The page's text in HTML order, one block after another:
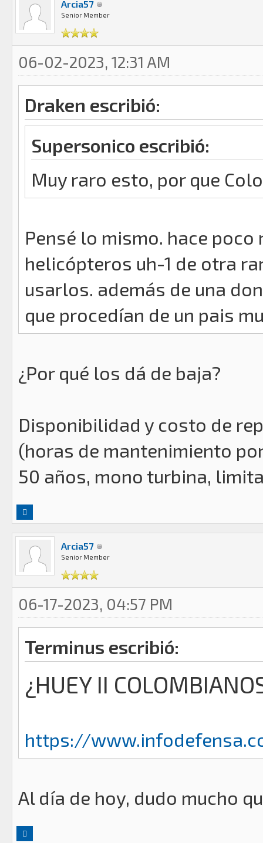
Arcia57
Senior Member
06-02-2023, 12:31 AM
Draken escribió:
Supersonico escribió:
Muy raro esto, por que
Pensé lo mismo. hace
helicópteros uh-1 de otra
usarlos. además de una
que procedían de un pais
¿Por qué los dá de baja?
Disponibilidad y costo de
(horas de mantenimiento
50 años, mono turbina,
Arcia57
Senior Member
06-17-2023, 04:57 PM
Terminus escribió:
¿HUEY II
https://
Al día de hoy, dudo mucho